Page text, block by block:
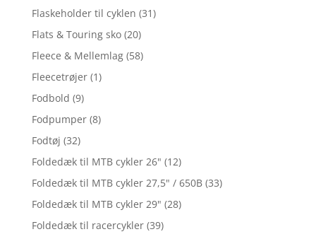
Flaskeholder til cyklen (31)
Flats & Touring sko (20)
Fleece & Mellemlag (58)
Fleecetrøjer (1)
Fodbold (9)
Fodpumper (8)
Fodtøj (32)
Foldedæk til MTB cykler 26" (12)
Foldedæk til MTB cykler 27,5" / 650B (33)
Foldedæk til MTB cykler 29" (28)
Foldedæk til racercykler (39)